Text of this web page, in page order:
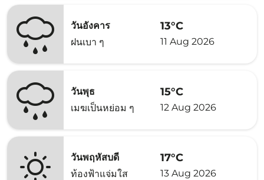
วันอังคาร
ฝนเบา ๆ
13°C
11 Aug 2026
วันพุธ
เมฆเป็นหย่อม ๆ
15°C
12 Aug 2026
วันพฤหัสบดี
ท้องฟ้าแจ่มใส
17°C
13 Aug 2026